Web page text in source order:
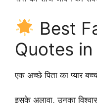
Best
Quotes
एक अच्छे पिता का प्यार
इसके अलावा, उनका